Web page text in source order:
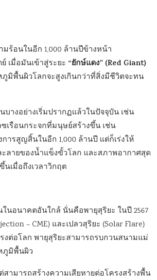
มร้อนในอีก 1,000 ล้านปีข้างหน้า
เมื่อมันเข้าสู่ระยะ “ยักษ์แดง” (Red Giant)
มิพื้นผิวโลกจะสูงเกินกว่าที่สิ่งมีชีวิตจะทน
งอย่างเริ่มปรากฏแล้วในปัจจุบัน เช่น
เรือนกระจกที่มนุษย์สร้างขึ้น เช่น
ารสูญสิ้นในอีก 1,000 ล้านปี แต่ก็เร่งให้
ลายของน้ำแข็งขั้วโลก และสภาพอากาศสุด
เมื่อถึงเวลาวิกฤต
ในอนาคตอันใกล้ นั่นคือพายุสุริยะ ในปี 2567
– CME) และเปลวสุริยะ (Solar Flare)
งต่อโลก พายุสุริยะสามารถรบกวนสนามแม่
ภูมิพื้นผิว
ามารถสร้างความเสียหายต่อโครงสร้างพื้น